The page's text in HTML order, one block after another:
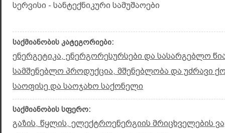
სერვისი - სანტექნიკური სამუშაოები
საქმიანობის კატეგორიები:
ენერგეტიკა, ენერგორესურსები და სასარგებლო
სამშენებლო პროდუქცია, მშენებლობა და უძრავი
საოფისე და საოჯახო საქონელი
საქმიანობის სფერო:
გაზის, წყლის, ელექტროენერგიის მრიცხველების